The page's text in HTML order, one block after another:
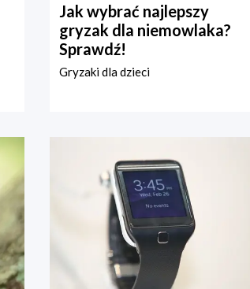
Jak wybrać najlepszy
gryzak dla niemowlaka?
Sprawdź!
Gryzaki dla dzieci